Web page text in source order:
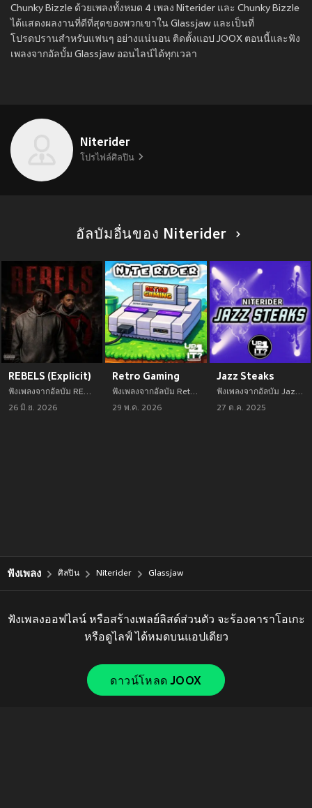
Chunky Bizzle ด้วยเพลงทั้งหมด 4 เพลง Niterider และ Chunky Bizzle
ได้แสดงผลงานที่ดีที่สุดของพวกเขาใน Glassjaw และเป็นที่
โปรดปรานสำหรับแฟนๆ อย่างแน่นอน ติดตั้งแอป JOOX ตอนนี้และฟัง
เพลงจากอัลบั้ม Glassjaw ออนไลน์ได้ทุกเวลา
Niterider
โปรไฟล์ศิลปิน
อัลบัมอื่นของ Niterider
REBELS (Explicit)
ฟังเพลงจากอัลบัม REBELS (Explicit) เพลงใหม่จาก Niterider อัพเดทเพลงใหม่ล่าสุดก่อนใคร ตลอดปี 2021
26 มิ.ย. 2026
Retro Gaming
ฟังเพลงจากอัลบัม Retro Gaming เพลงใหม่จาก Niterider อัพเดทเพลงใหม่ล่าสุดก่อนใคร ตลอดปี 2021
29 พ.ค. 2026
Jazz Steaks
ฟังเพลงจากอัลบัม Jazz Steaks เพลงใหม่จาก Niterider อัพเดทเพลงใหม่ล่าสุดก่อนใคร ตลอดปี 2021
27 ต.ค. 2025
ฟังเพลง ศิลปิน Niterider Glassjaw
ฟังเพลงออฟไลน์ หรือสร้างเพลย์ลิสต์ส่วนตัว จะร้องคาราโอเกะ
หรือดูไลฟ์ ได้หมดบนแอปเดียว
ดาวน์โหลด JOOX